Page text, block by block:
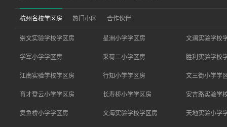
杭州名校学区房 热门小区 合作伙伴
崇文实验学校学区房 星洲小学学区房 文澜实验学校
学军小学学区房 采荷二小学区房 胜利实验学校
江南实验学校学区房 行知小学学区房 文三街小学学
育才登云小学学区房 长寿桥小学学区房 安吉路实验学
卖鱼桥小学学区房 文海实验学校学区房 天地实验小学